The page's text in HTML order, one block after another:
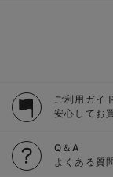
ご利用ガイ
安心してお
Q＆A
よくある質